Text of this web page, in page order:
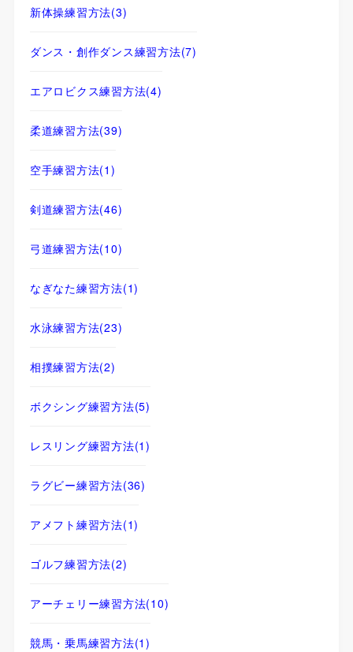
新体操練習方法(3)
ダンス・創作ダンス練習方法(7)
エアロビクス練習方法(4)
柔道練習方法(39)
空手練習方法(1)
剣道練習方法(46)
弓道練習方法(10)
なぎなた練習方法(1)
水泳練習方法(23)
相撲練習方法(2)
ボクシング練習方法(5)
レスリング練習方法(1)
ラグビー練習方法(36)
アメフト練習方法(1)
ゴルフ練習方法(2)
アーチェリー練習方法(10)
競馬・乗馬練習方法(1)